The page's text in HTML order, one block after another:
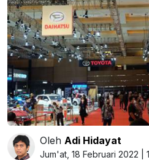
Oleh Adi Hidayat
Jum'at, 18 Februari 2022 |